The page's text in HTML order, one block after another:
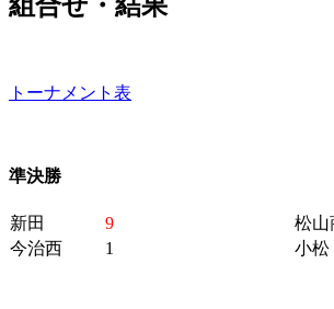
トーナメント表
準決勝
新田 9 松山
今治西
1 小松